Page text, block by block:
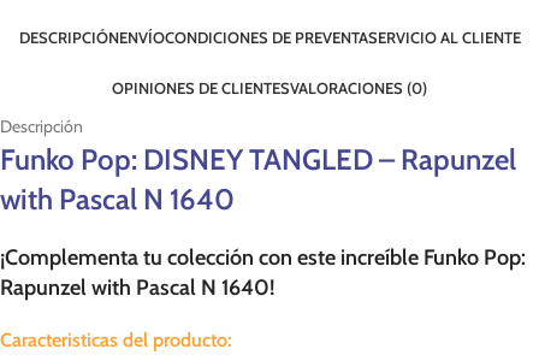
DESCRIPCIÓNENVÍOCONDICIONES DE PREVENTASERVICIO AL CLIENTE
OPINIONES DE CLIENTESVALORACIONES (0)
Descripción
Funko Pop: DISNEY TANGLED – Rapunzel
with Pascal N 1640
¡Complementa tu colección con este increíble Funko Pop:
Rapunzel with Pascal N 1640!
Caracteristicas del producto: